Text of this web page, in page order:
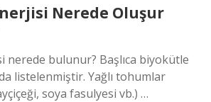
Nerede Oluşur
nerede bulunur? Başlıca biyokütle
listelenmiştir. Yağlı tohumlar
soya fasulyesi vb.) …